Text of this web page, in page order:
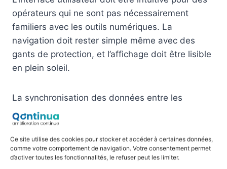
Ce site utilise des cookies pour stocker et accéder à certaines données,
comme votre comportement de navigation. Votre consentement permet
d’activer toutes les fonctionnalités, le refuser peut les limiter.
opérateurs qui ne sont pas nécessairement
familiers avec les outils numériques. La
navigation doit rester simple même avec des
gants de protection, et l’affichage doit être lisible
en plein soleil.
La synchronisation des données entre les
appareils mobiles et le serveur central doit
fonctionner de manière transparente. Les
équipes doivent pouvoir travailler en mode
déconnecté et voir leurs saisies